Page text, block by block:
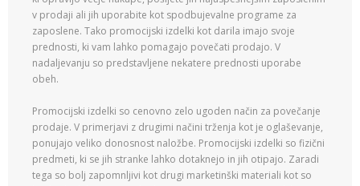
v prodaji ali jih uporabite kot spodbujevalne programe za
zaposlene. Tako promocijski izdelki kot darila imajo svoje
prednosti, ki vam lahko pomagajo povečati prodajo. V
nadaljevanju so predstavljene nekatere prednosti uporabe
obeh.
Promocijski izdelki so cenovno zelo ugoden način za povečanje
prodaje. V primerjavi z drugimi načini trženja kot je oglaševanje,
ponujajo veliko donosnost naložbe. Promocijski izdelki so fizični
predmeti, ki se jih stranke lahko dotaknejo in jih otipajo. Zaradi
tega so bolj zapomnljivi kot drugi marketinški materiali kot so